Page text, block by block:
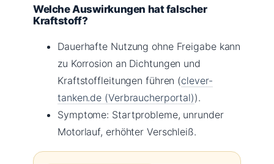
Welche Auswirkungen hat falscher
Kraftstoff?
Dauerhafte Nutzung ohne Freigabe kann
zu Korrosion an Dichtungen und
Kraftstoffleitungen führen (clever-
tanken.de (Verbraucherportal)).
Symptome: Startprobleme, unrunder
Motorlauf, erhöhter Verschleiß.